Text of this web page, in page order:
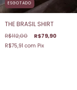
ESGOTADO
THE BRASIL SHIRT
R$112,00 R$79,90
R$75,91 com Pix